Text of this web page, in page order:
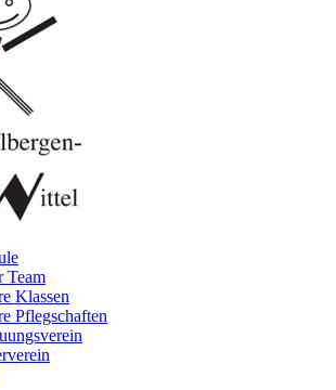
Team
Klassen
Pflegschaften